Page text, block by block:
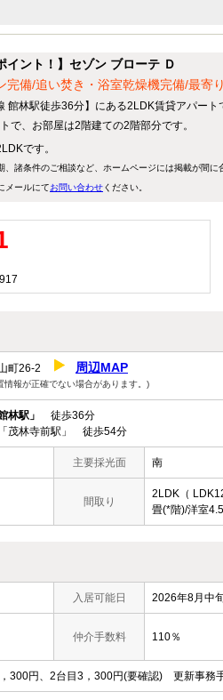
イント！】セゾン ブローテ Ｄ
完備/追い焚き・浴室乾燥機完備/最寄
館林駅徒歩36分】にある2LDK賃貸アパート
で、お部屋は2階建ての2階部分です。
です。
諸条件のご相談など、ホームページには掲載が間に
メールにてお問い合わせください。
町26-2 周辺MAP
情報が正確でない場合があります。)
林駅」
徒歩36分
茂林寺前駅」 徒歩54分
主要採光面 南
間取り
2LDK（
畳(*階)/洋室4.5
入居可能日 2026年8月中
仲介手数料 110％
300円、2台目3，300円(要確認) 更新事